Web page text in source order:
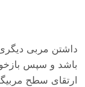
داشتن مربی
باشد و سپس
ارتقای سطح